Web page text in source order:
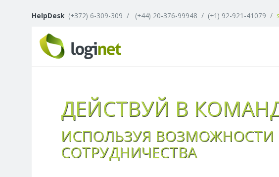
HelpDesk (+372) 6-309-309 / (+44) 20-376-99948 / (+1) 92-921-41079 /
ДЕЙСТВУЙ В
ИСПОЛЬЗУЯ ВОЗМОЖНОСТИ
СОТРУДНИЧЕСТВА